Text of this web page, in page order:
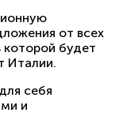
от всех
которой будет
Италии.
себя
и